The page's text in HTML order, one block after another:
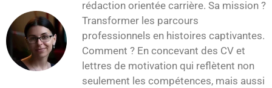
rédaction orientée carrière. Sa mission ?
Transformer les parcours
professionnels en histoires captivantes.
Comment ? En concevant des CV et
lettres de motivation qui reflètent non
seulement les compétences, mais aussi